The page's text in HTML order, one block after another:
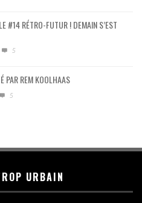
#14 RÉTRO-FUTUR ! DEMAIN S’EST
5
PAR REM KOOLHAAS
5
URBAIN